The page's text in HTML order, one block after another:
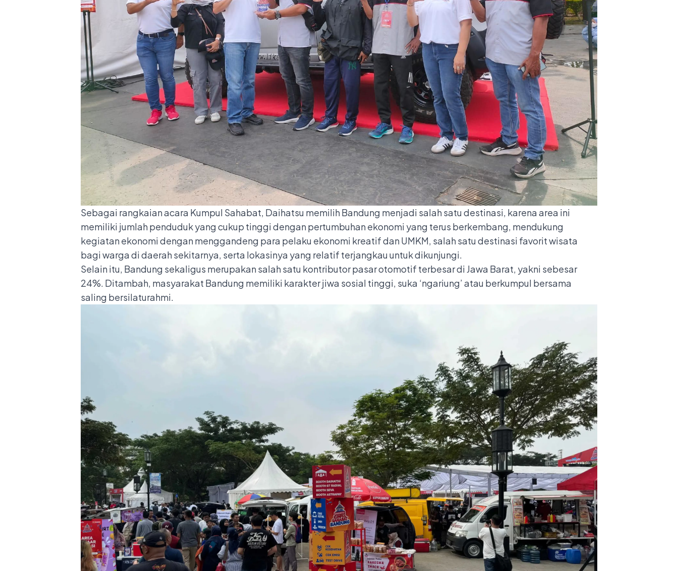
Sebagai rangkaian acara Kumpul Sahabat, Daihatsu memilih Bandung menjadi salah satu destinasi, karena area ini
memiliki jumlah penduduk yang cukup tinggi dengan pertumbuhan ekonomi yang terus berkembang, mendukung
kegiatan ekonomi dengan menggandeng para pelaku ekonomi kreatif dan UMKM, salah satu destinasi favorit wisata
bagi warga di daerah sekitarnya, serta lokasinya yang relatif terjangkau untuk dikunjungi.
Selain itu, Bandung sekaligus merupakan salah satu kontributor pasar otomotif terbesar di Jawa Barat, yakni sebesar
24%. Ditambah, masyarakat Bandung memiliki karakter jiwa sosial tinggi, suka ‘ngariung’ atau berkumpul bersama
saling bersilaturahmi.